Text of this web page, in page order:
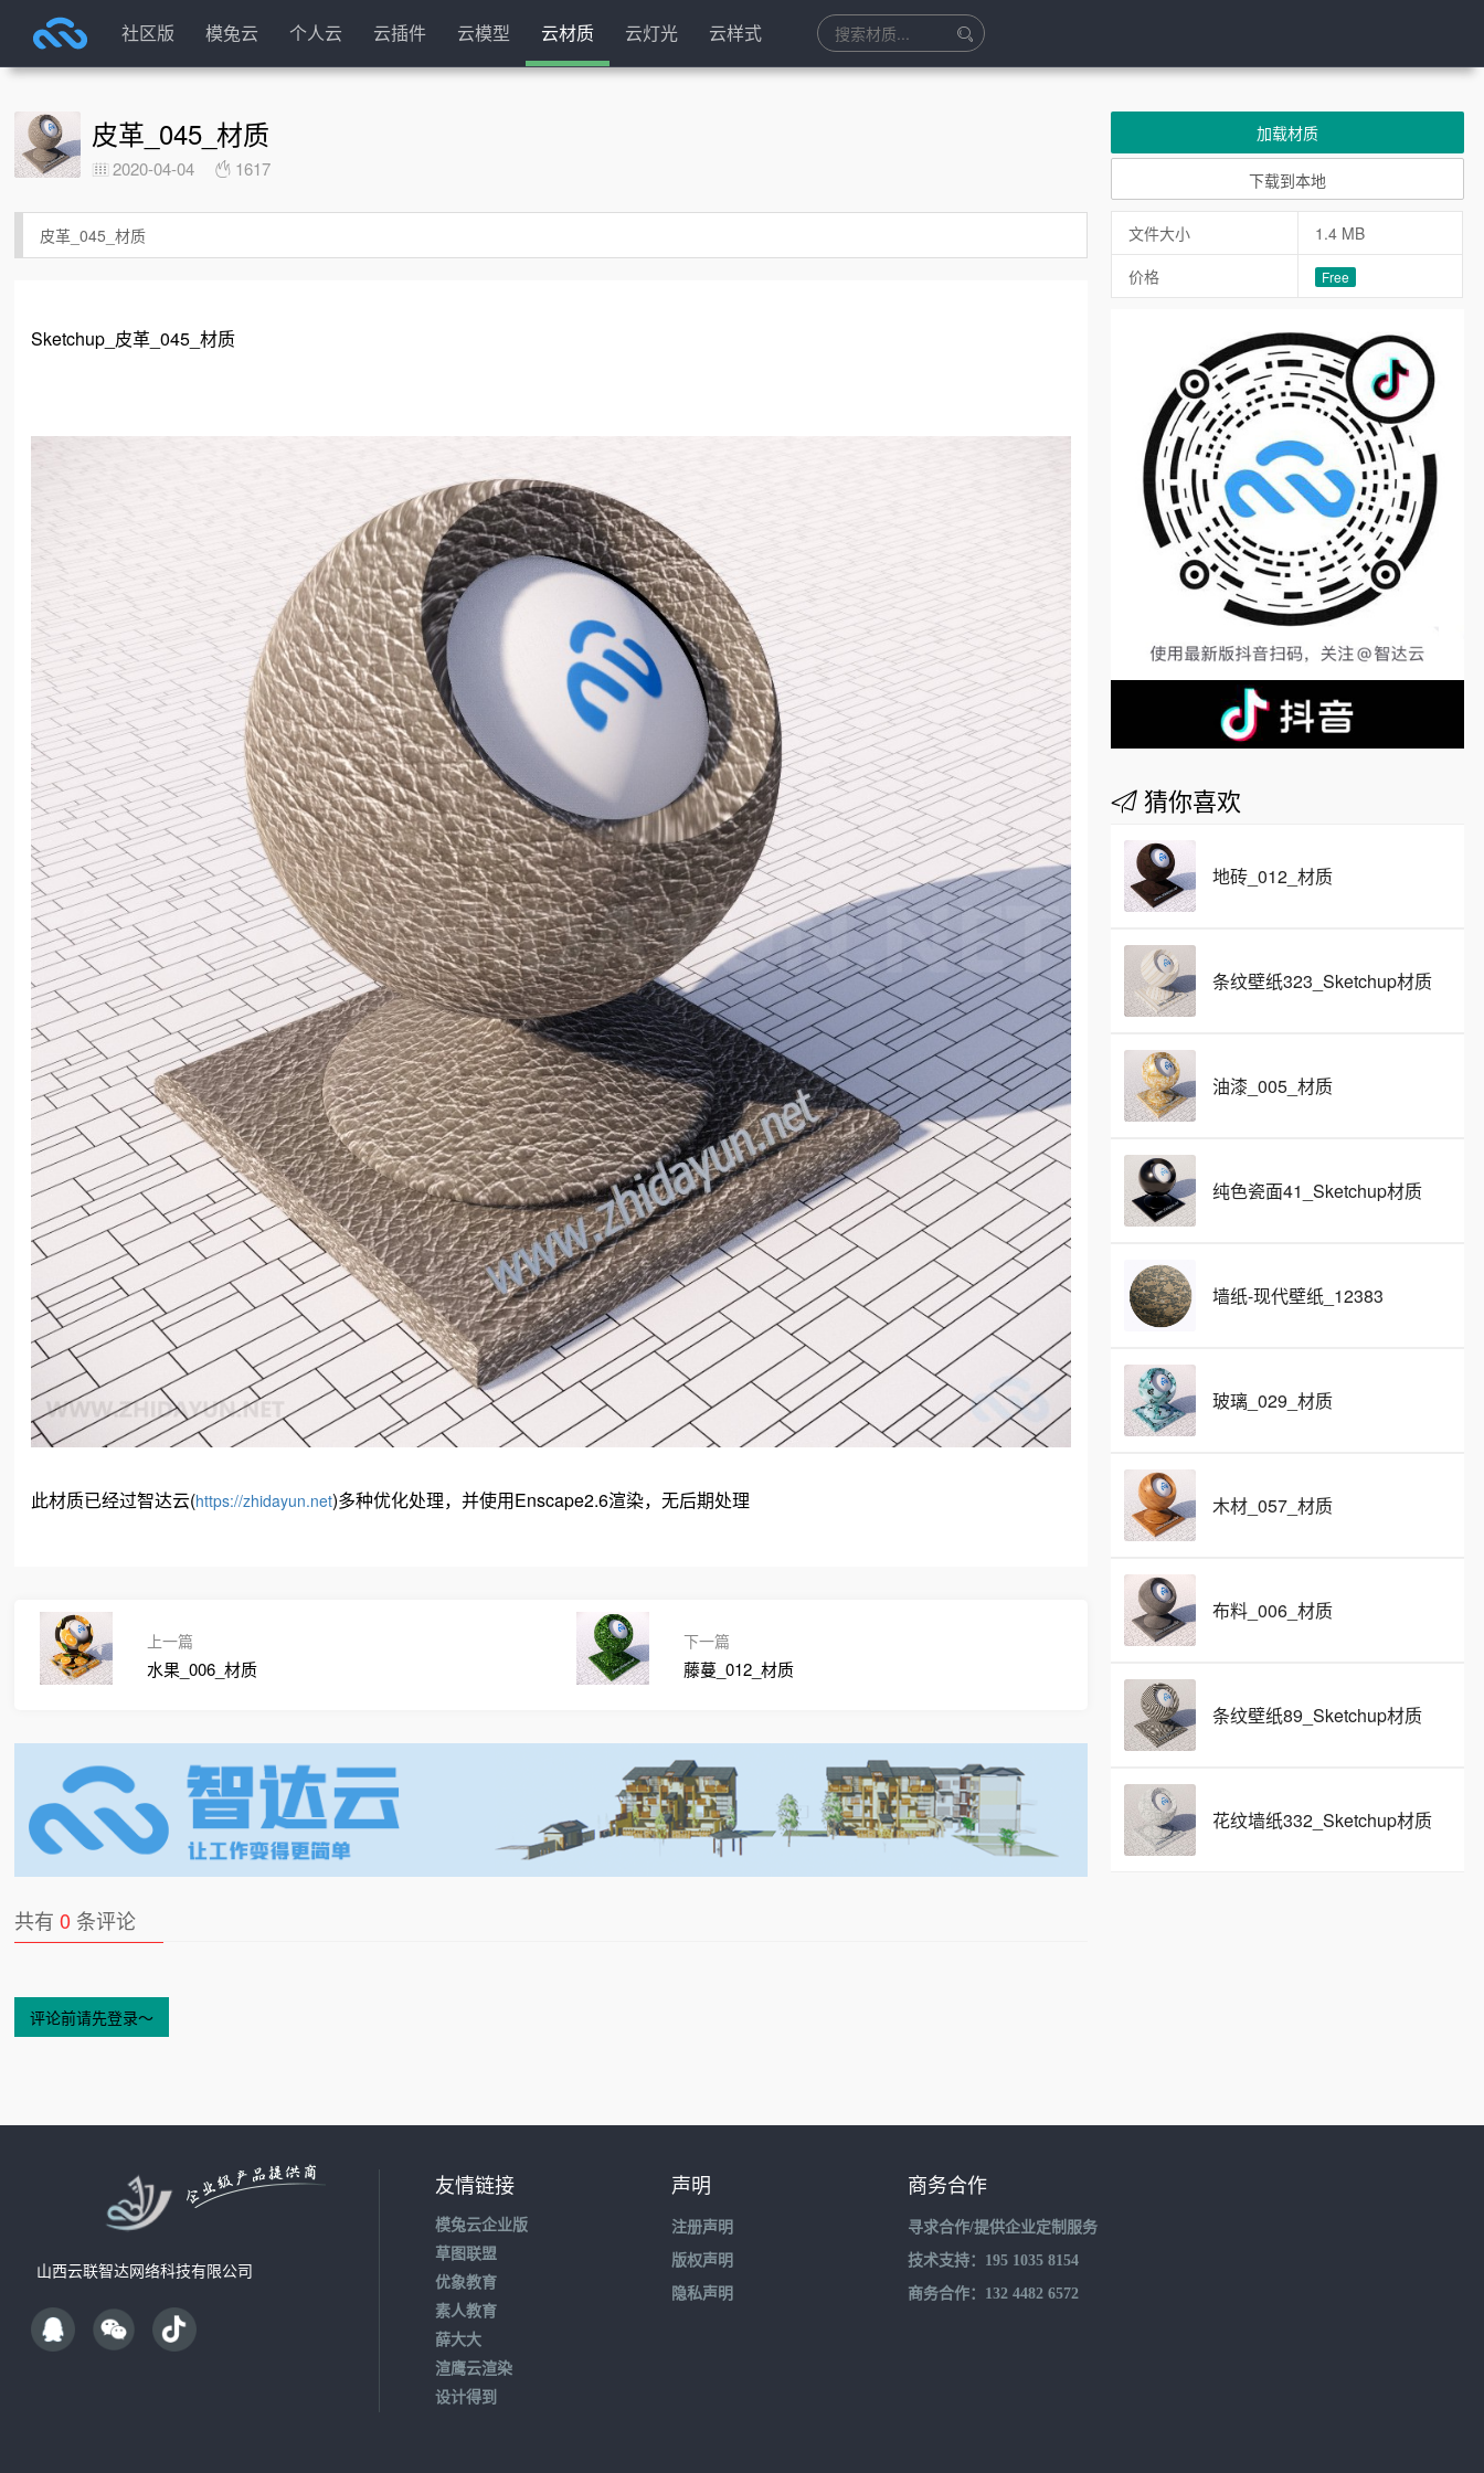
社区版 模兔云 个人云 云插件 云模型 云材质 云灯光 云样式
皮革_045_材质
2020-04-04 1617
皮革_045_材质
Sketchup_皮革_045_材质
此材质已经过智达云(https://zhidayun.net)多种优化处理，并使用Enscape2.6渲染，无后期处理
上一篇
水果_006_材质
下一篇
藤蔓_012_材质
共有0 条评论
加载材质
下载到本地
文件大小
1.4 MB
价格
Free
猜你喜欢
地砖_012_材质
条纹壁纸323_Sketchup材质
油漆_005_材质
纯色瓷面41_Sketchup材质
墙纸-现代壁纸_12383
玻璃_029_材质
木材_057_材质
布料_006_材质
条纹壁纸89_Sketchup材质
花纹墙纸332_Sketchup材质
山西云联智达网络科技有限公司
友情链接
模兔云企业版
草图联盟
优象教育
素人教育
薛大大
渲鹰云渲染
设计得到
声明
注册声明
版权声明
隐私声明
商务合作
寻求合作/提供企业定制服务
技术支持：195 1035 8154
商务合作：132 4482 6572